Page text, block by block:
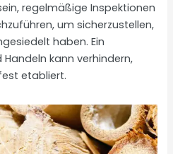
regelmäßige Inspektionen
um sicherzustellen,
haben. Ein
kann verhindern,
etabliert.